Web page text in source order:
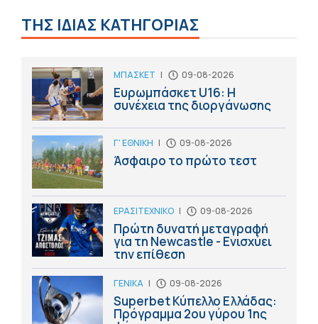
ΤΗΣ ΙΔΙΑΣ ΚΑΤΗΓΟΡΙΑΣ
ΜΠΑΣΚΕΤ | 09-08-2026
Ευρωμπάσκετ U16: Η
συνέχεια της διοργάνωσης
Γ' ΕΘΝΙΚΗ | 09-08-2026
Άσφαιρο το πρώτο τεστ
ΕΡΑΣΙΤΕΧΝΙΚΟ | 09-08-2026
Πρώτη δυνατή μεταγραφή
για τη Newcastle - Ενισχύει
την επίθεση
ΓΕΝΙΚΑ | 09-08-2026
Superbet Κύπελλο Ελλάδας:
Πρόγραμμα 2ου γύρου 1ης